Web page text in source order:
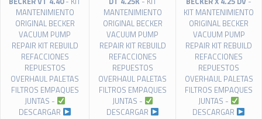
MANTENIMIENTO
ORIGINAL BECKER
VACUUM PUMP
REPAIR KIT REBUILD
REFACCIONES
REPUESTOS
OVERHAUL PALETAS
FILTROS EMPAQUES
JUNTAS -
DESCARGAR
MANTENIMIENTO
ORIGINAL BECKER
VACUUM PUMP
REPAIR KIT REBUILD
REFACCIONES
REPUESTOS
OVERHAUL PALETAS
FILTROS EMPAQUES
JUNTAS -
DESCARGAR
KIT MANTENIMIENTO
ORIGINAL BECKER
VACUUM PUMP
REPAIR KIT REBUILD
REFACCIONES
REPUESTOS
OVERHAUL PALETAS
FILTROS EMPAQUES
JUNTAS -
DESCARGAR